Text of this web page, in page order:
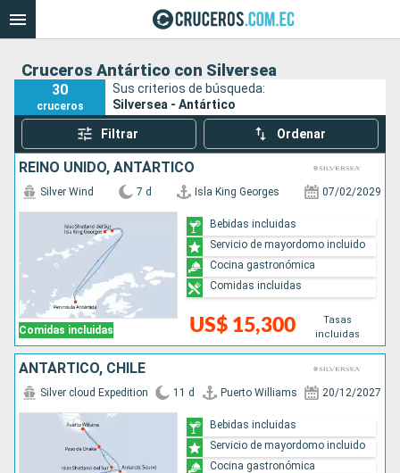
Cruceros Antártico con Silversea
30
cruceros
Sus criterios de búsqueda:
Silversea - Antártico
Filtrar Ordenar
REINO UNIDO, ANTÁRTICO
Comidas incluidas
Silver Wind 7 d Isla King Georges 07/02/2029
US$ 15,300
Tasas
incluidas
Bebidas incluidas
Servicio de mayordomo incluido
Cocina gastronómica
Comidas incluidas
ANTÁRTICO, CHILE
Silver cloud Expedition 11 d Puerto Williams 20/12/2027
Bebidas incluidas
Servicio de mayordomo incluido
Cocina gastronómica